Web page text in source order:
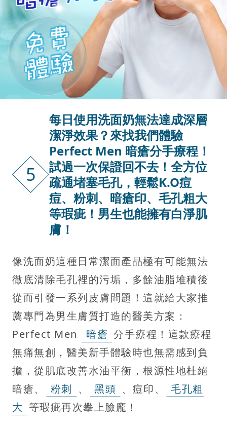
5
每日使用洗面奶無法達成深層
潔淨效果？來找我們體驗
Perfect Men 暗瘡分手療程！
試過一次保證回不去！全方位
疏通堵塞毛孔，輕鬆K.O痘
痘、粉刺、暗瘡印、毛孔粗大
等瑕疵！男生也能擁有白淨肌
膚！
像洗面奶這種日常潔面產品極有可能無法
徹底清除毛孔裡的污垢，多餘油脂堆積後
從而引發一系列皮膚問題！這就給大家推
薦專門為男生膚質打造的醫美方案：
Perfect Men
暗瘡 分手療程！這款療程
無痛無創，醫美新手體驗時也無需感到負
擔，從肌底改善水油平衡，根源性地杜絕
暗瘡、
粉刺 、 黑頭 、痘印、
毛孔粗
大 等瑕疵再次攀上臉龐！